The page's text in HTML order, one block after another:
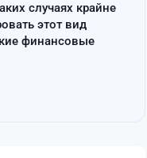
случаях крайне
этот вид
финансовые